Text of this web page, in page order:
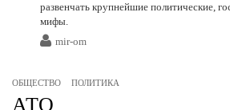
развенчать крупнейшие политические,
мифы.
mir-om
ОБЩЕСТВО ПОЛИТИКА
АТО